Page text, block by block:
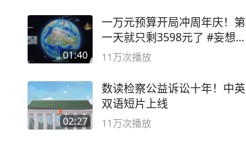
01:40
一万元预算开局冲周年庆！第
一天就只剩3598元了 #妄想山
海
11万次播放
02:27
数读检察公益诉讼十年！中英
双语短片上线
11万次播放